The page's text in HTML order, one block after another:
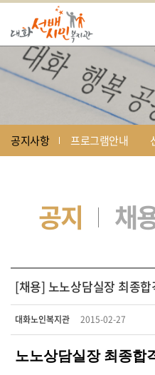
공지사항 프로그램안내
공지 채
[채용] 노노상담실장 최종합
대화노인복지관 2015-02-27
노노상담실장 최종합